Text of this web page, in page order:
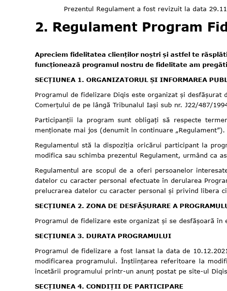
Prezentul Regulament a fost revizuit la data
2. Regulament Program
Apreciem fidelitatea clienților noștri și astfel te
funcționează programul nostru de fidelitate am
SECȚIUNEA 1. ORGANIZATORUL ȘI INFORMAREA
Programul de fidelizare Diqis este organizat și desfășurat
Comerțului de pe lângă Tribunalul Iași sub nr. J22/487/
Participanții la program sunt obligați să respecte
menționate mai jos (denumit în continuare „Regulament”).
Regulamentul stă la dispoziția oricărui participant la
modifica sau schimba prezentul Regulament, urmând ca
Regulamentul are scopul de a oferi persoanelor
datelor cu caracter personal efectuate în derularea
prelucrarea datelor cu caracter personal și privind libera
SECȚIUNEA 2. ZONA DE DESFĂȘURARE A
Programul de fidelizare este organizat și se desfășoară
SECȚIUNEA 3. DURATA PROGRAMULUI
Programul de fidelizare a fost lansat la data de
modificarea programului. Înștiințarea referitoare la
încetării programului printr-un anunț postat pe site-ul
SECȚIUNEA 4. CONDIȚII DE PARTICIPARE